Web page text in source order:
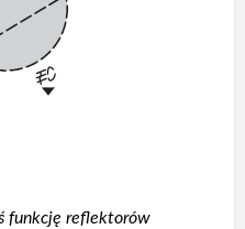
funkcję reflektorów